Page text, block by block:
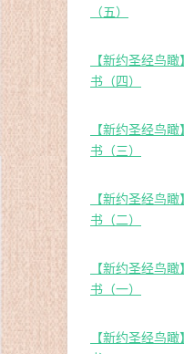
（五）
【新约圣经鸟
书（四）
【新约圣经鸟
书（三）
【新约圣经鸟
书（二）
【新约圣经鸟
书（一）
【新约圣经鸟